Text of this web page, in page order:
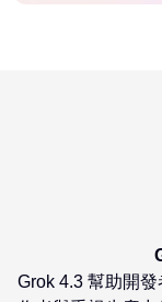
Grok 4.3 幫助開